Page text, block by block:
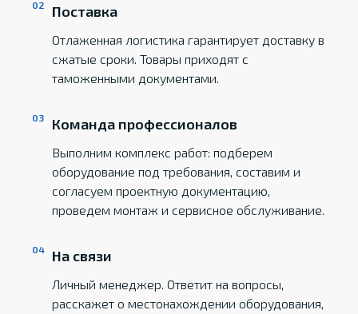
Поставка
Отлаженная логистика гарантирует доставку в
сжатые сроки. Товары приходят с
таможенными документами.
Команда профессионалов
Выполним комплекс работ: подберем
оборудование под требования, составим и
согласуем проектную документацию,
проведем монтаж и сервисное обслуживание.
На связи
Личный менеджер. Ответит на вопросы,
расскажет о местонахождении оборудования,